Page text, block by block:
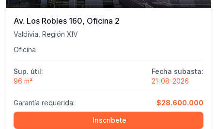
Av. Los Robles 160, Oficina 2
Valdivia, Región XIV
Oficina
Sup. útil:
96 m²
Fecha subasta:
21-08-2026
Garantía requerida: $28.600.000
Inscríbete